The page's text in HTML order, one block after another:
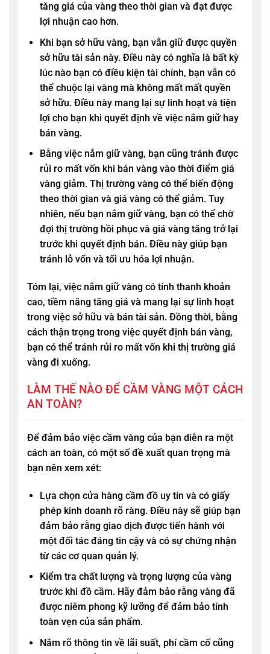
tăng giá của vàng theo thời gian và đạt được
lợi nhuận cao hơn.
Khi bạn sở hữu vàng, bạn vẫn giữ được quyền
sở hữu tài sản này. Điều này có nghĩa là bất kỳ
lúc nào bạn có điều kiện tài chính, bạn vẫn có
thể chuộc lại vàng mà không mất mất quyền
sở hữu. Điều này mang lại sự linh hoạt và tiện
lợi cho bạn khi quyết định về việc nắm giữ hay
bán vàng.
Bằng việc nắm giữ vàng, bạn cũng tránh được
rủi ro mất vốn khi bán vàng vào thời điểm giá
vàng giảm. Thị trường vàng có thể biến động
theo thời gian và giá vàng có thể giảm. Tuy
nhiên, nếu bạn nắm giữ vàng, bạn có thể chờ
đợi thị trường hồi phục và giá vàng tăng trở lại
trước khi quyết định bán. Điều này giúp bạn
tránh lỗ vốn và tối ưu hóa lợi nhuận.
Tóm lại, việc nắm giữ vàng có tính thanh khoản
cao, tiềm năng tăng giá và mang lại sự linh hoạt
trong việc sở hữu và bán tài sản. Đồng thời, bằng
cách thận trọng trong việc quyết định bán vàng,
bạn có thể tránh rủi ro mất vốn khi thị trường giá
vàng đi xuống.
LÀM THẾ NÀO ĐỂ CẦM VÀNG MỘT CÁCH
AN TOÀN?
Để đảm bảo việc cầm vàng của bạn diễn ra một
cách an toàn, có một số đề xuất quan trọng mà
bạn nên xem xét:
Lựa chọn cửa hàng cầm đồ uy tín và có giấy
phép kinh doanh rõ ràng. Điều này sẽ giúp bạn
đảm bảo rằng giao dịch được tiến hành với
một đối tác đáng tin cậy và có sự chứng nhận
từ các cơ quan quản lý.
Kiểm tra chất lượng và trọng lượng của vàng
trước khi đồ cầm. Hãy đảm bảo rằng vàng đã
được niêm phong kỹ lưỡng để đảm bảo tính
toàn vẹn của sản phẩm.
Nắm rõ thông tin về lãi suất, phí cầm cố cũng